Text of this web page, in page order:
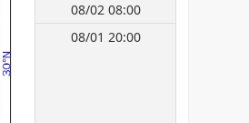
08/02 08:00
08/01 20:00